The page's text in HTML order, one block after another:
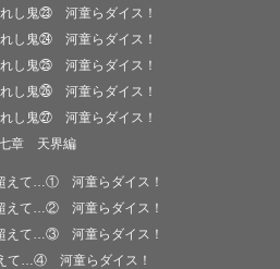
し鬼㉓ 河童らダイス！
し鬼㉔ 河童らダイス！
し鬼㉕ 河童らダイス！
し鬼㉖ 河童らダイス！
し鬼㉗ 河童らダイス！
章 天界編
えて…① 河童らダイス！
えて…② 河童らダイス！
えて…③ 河童らダイス！
えて…④ 河童らダイス！